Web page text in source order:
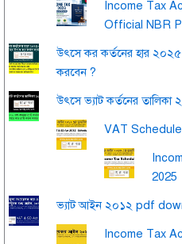
Income Tax
Official NBR
উৎসে কর কর্তনের হার
করবেন ?
উৎসে ভ্যাট কর্তনের
VAT
2025
ভ্যাট আইন ২০১২ pdf
Income Tax